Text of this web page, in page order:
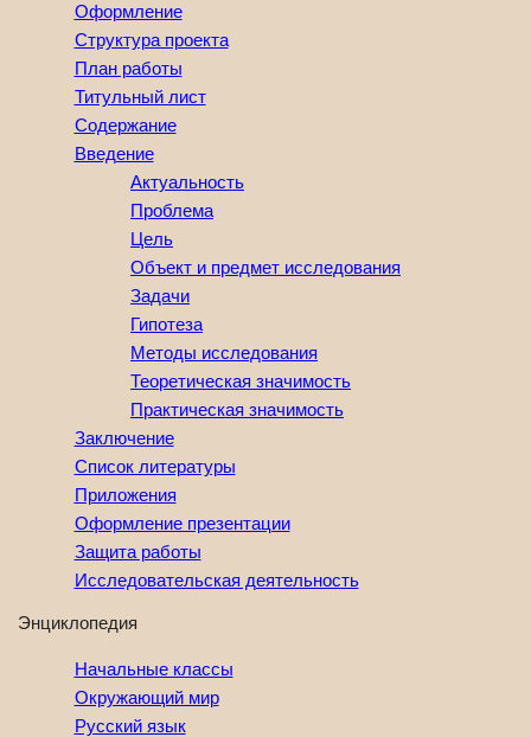
Оформление
Структура проекта
План работы
Титульный лист
Содержание
Введение
Актуальность
Проблема
Цель
Объект и предмет исследования
Задачи
Гипотеза
Методы исследования
Теоретическая значимость
Практическая значимость
Заключение
Список литературы
Приложения
Оформление презентации
Защита работы
Исследовательская деятельность
Энциклопедия
Начальные классы
Окружающий мир
Русский язык